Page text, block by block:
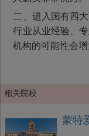
二、进入国有四
行业从业经验、
机构的可能性会增
相关院校
蒙特